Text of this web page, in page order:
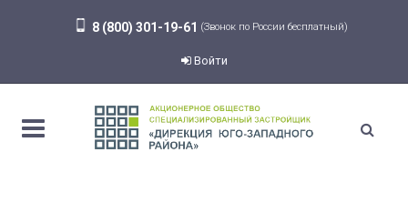
8 (800) 301-19-61 (Звонок по России бесплатный)
Войти